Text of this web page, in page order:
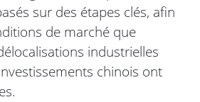
sur des étapes clés, afin
de marché que
industrielles
chinois ont